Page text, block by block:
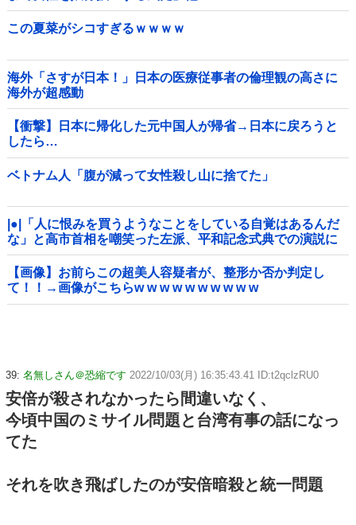
この夏菜がシコすぎるｗｗｗｗ
海外「さすが日本！」日本の医療従事者の倫理観の高さに
海外が超感動
【衝撃】日本に帰化した元中国人が帰省→日本に戻ろうと
したら…
ベトナム人「腹が減って女性殺し山に捨てた」
|●|「人に恨みを買うようなことをしている自覚はあるんだ
な」と高市首相を嘲笑った左派、平和記念式典での演説に
ケチを付けるも……
【画像】お前らこの超美人容疑者が、整形か否か判定し
て！！→画像がこちらw w w w w w w w w w
39: 名無しさん＠恐縮です 2022/10/03(月) 16:35:43.41 ID:t2qclzRU0
安倍が殺されなかったら間違いなく、
今頃中国のミサイル問題と台湾有事の話になっ
てた
それを吹き飛ばしたのが安倍暗殺と統一問題